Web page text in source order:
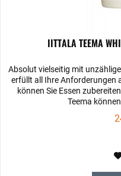
IITTALA TEEMA
Absolut vielseitig mit
erfüllt all Ihre Anforderungen
können Sie Essen
Teema